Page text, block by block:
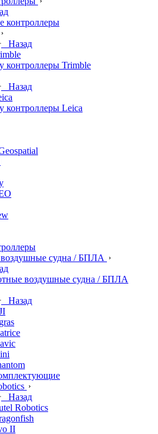
контроллеры
Назад
контроллеры Trimble
Назад
контроллеры Leica
судна / БПЛА
воздушные судна / БПЛА
Назад
Назад
Robotics
II